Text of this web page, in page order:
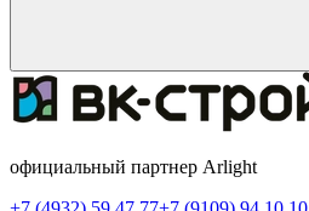
официальный партнер Arlight